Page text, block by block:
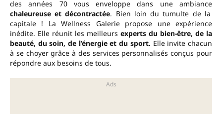
des années 70 vous enveloppe dans une ambiance
chaleureuse et décontractée. Bien loin du tumulte de la
capitale ! La Wellness Galerie propose une expérience
inédite. Elle réunit les meilleurs experts du bien-être, de la
beauté, du soin, de l’énergie et du sport. Elle invite chacun
à se choyer grâce à des services personnalisés conçus pour
répondre aux besoins de tous.